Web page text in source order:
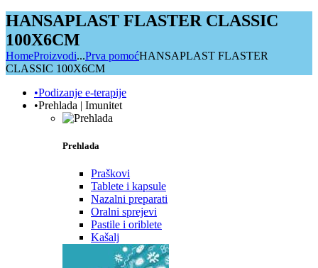
HANSAPLAST FLASTER CLASSIC
100X6CM
HomeProizvodi...Prva pomoćHANSAPLAST FLASTER
CLASSIC 100X6CM
•Podizanje e-terapije
•Prehlada | Imunitet
Prehlada
Praškovi
Tablete i kapsule
Nazalni preparati
Oralni sprejevi
Pastile i oriblete
Kašalj